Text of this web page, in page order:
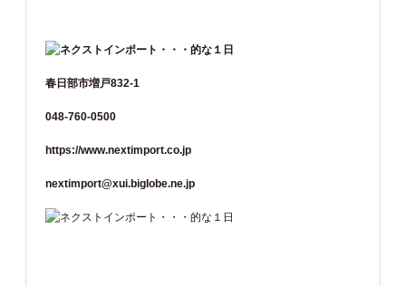
春日部市増戸832-1
048-760-0500
https://www.nextimport.co.jp
nextimport@xui.biglobe.ne.jp